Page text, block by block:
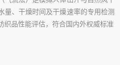
量、干燥时间及干燥速率的专用检测
织品性能评估，符合国内外权威标准